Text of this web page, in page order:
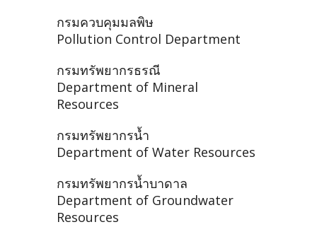
กรมควบคุมมลพิษ
Pollution Control Department
กรมทรัพยากรธรณี
Department of Mineral
Resources
กรมทรัพยากรน้ำ
Department of Water Resources
กรมทรัพยากรน้ำบาดาล
Department of Groundwater
Resources